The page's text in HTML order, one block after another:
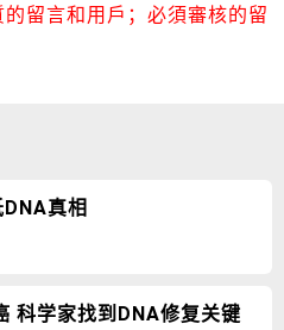
留言和用戶；必須審核的留
真相
科学家找到DNA修复关键